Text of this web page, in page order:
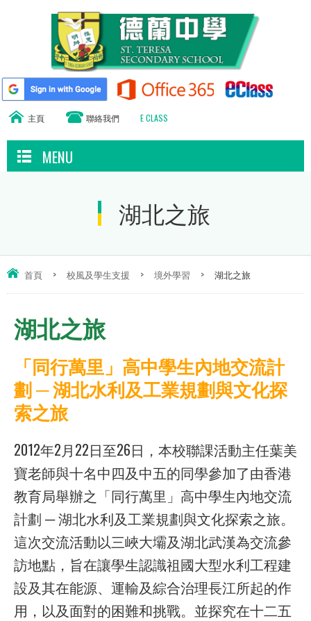
主頁 聯絡我們 E CLASS
MENU
湖北之旅
首頁 > 校風及學生支援 > 境外學習 > 湖北之旅
湖北之旅
「同行萬里」高中學生內地交流計
劃 ─ 湖北水利及工業規劃與文化探
索之旅
2012年2月22日至26日，本校聯課活動主任葉美
寶老師與十名中四及中五的同學參加了由香港
教育局舉辦之「同行萬里」高中學生內地交流
計劃 ─ 湖北水利及工業規劃與文化探索之旅。
這次交流活動以三峽大壩及湖北武漢為交流參
訪地點，旨在讓學生認識祖國大型水利工程建
設及其在能源、運輸及綜合治理長江所起的作
用，以及面對的困難和挑戰。並探究在十二五